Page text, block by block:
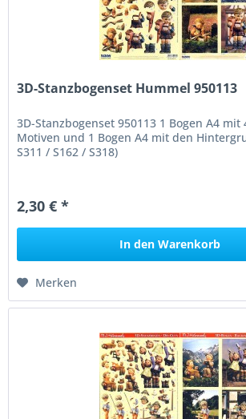
3D-Stanzbogenset Hummel 950113
3D-Stanzbogenset 950113 1 Bogen A4 mit
Motiven und 1 Bogen A4 mit den
S311 / S162 / S318)
2,30 € *
In den Warenkorb
Merken